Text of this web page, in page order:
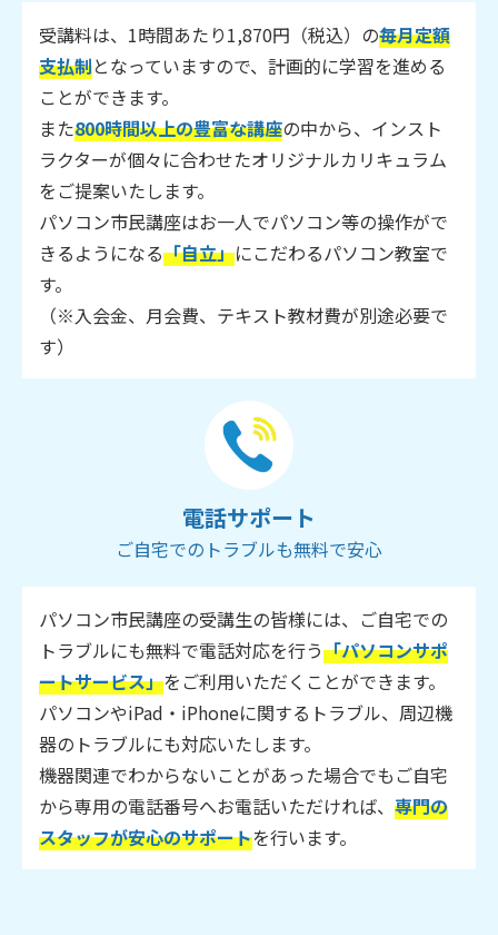
受講料は、1時間あたり1,870円（税込）の毎月定額
支払制となっていますので、計画的に学習を進める
ことができます。
また800時間以上の豊富な講座の中から、インスト
ラクターが個々に合わせたオリジナルカリキュラム
をご提案いたします。
パソコン市民講座はお一人でパソコン等の操作がで
きるようになる「自立」にこだわるパソコン教室で
す。
（※入会金、月会費、テキスト教材費が別途必要で
す）
電話サポート
ご自宅でのトラブルも無料で安心
パソコン市民講座の受講生の皆様には、ご自宅での
トラブルにも無料で電話対応を行う「パソコンサポ
ートサービス」をご利用いただくことができます。
パソコンやiPad・iPhoneに関するトラブル、周辺機
器のトラブルにも対応いたします。
機器関連でわからないことがあった場合でもご自宅
から専用の電話番号へお電話いただければ、 専門の
スタッフが安心のサポートを行います。